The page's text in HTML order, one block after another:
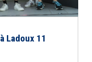
Ladoux 11